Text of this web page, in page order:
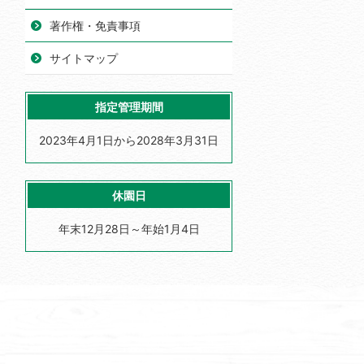
著作権・免責事項
サイトマップ
指定管理期間
2023年4月1日から2028年3月31日
休園日
年末12月28日～年始1月4日